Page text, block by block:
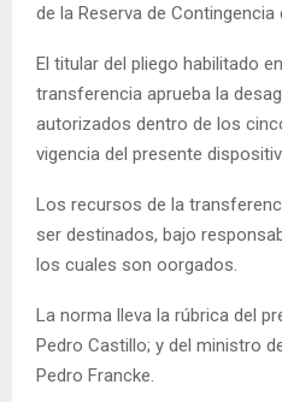
de la Reserva de Contingencia
El titular del pliego habilitado
transferencia aprueba la
autorizados dentro de los
vigencia del presente
Los recursos de la
ser destinados, bajo
los cuales son oorgados.
La norma lleva la rúbrica del
Pedro Castillo; y del ministro
Pedro Francke.